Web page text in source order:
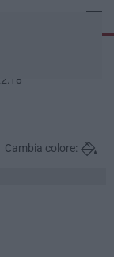
Cambia colore: